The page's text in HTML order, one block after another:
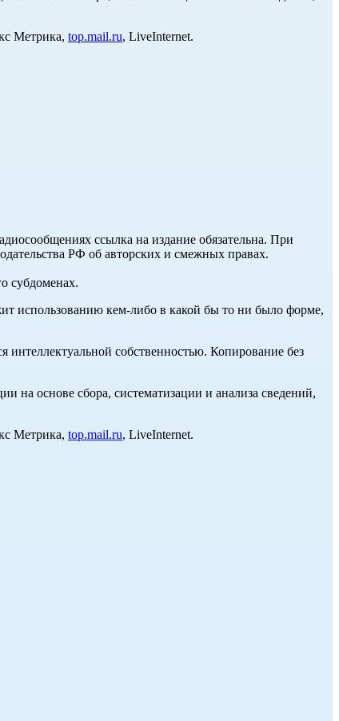
Метрика, top.mail.ru, LiveInternet.
ссылка на издание обязательна. При
РФ об авторских и смежных правах.
субдоменах.
использованию кем-либо в какой бы то ни было форме,
собственностью. Копирование без
основе сбора, систематизации и анализа сведений,
Метрика, top.mail.ru, LiveInternet.